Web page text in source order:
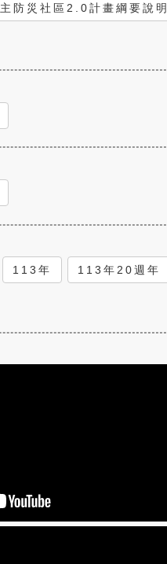
防災社區2.0計畫綱要說明
113年 113年20週年